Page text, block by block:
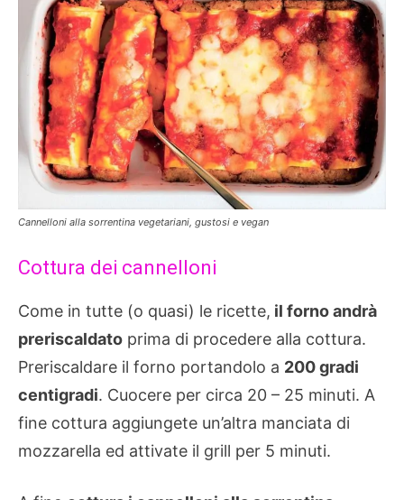
Cannelloni alla sorrentina vegetariani, gustosi e vegan
Cottura dei cannelloni
Come in tutte (o quasi) le ricette, il forno andrà
preriscaldato prima di procedere alla cottura.
Preriscaldare il forno portandolo a 200 gradi
centigradi. Cuocere per circa 20 – 25 minuti. A
fine cottura aggiungete un’altra manciata di
mozzarella ed attivate il grill per 5 minuti.